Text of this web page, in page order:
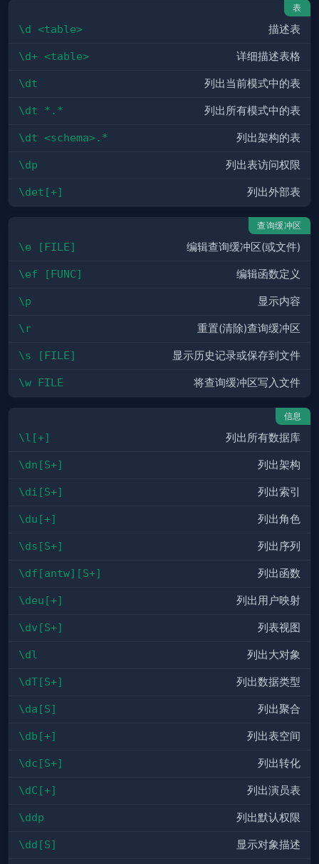
表
\d <table> 描述表
\d+ <table> 详细描述表格
\dt 列出当前模式中的表
\dt *.* 列出所有模式中的表
\dt <schema>.* 列出架构的表
\dp 列出表访问权限
\det[+] 列出外部表
查询缓冲区
\e [FILE] 编辑查询缓冲区(或文件)
\ef [FUNC] 编辑函数定义
\p 显示内容
\r 重置(清除)查询缓冲区
\s [FILE] 显示历史记录或保存到文件
\w FILE 将查询缓冲区写入文件
信息
\l[+] 列出所有数据库
\dn[S+] 列出架构
\di[S+] 列出索引
\du[+] 列出角色
\ds[S+] 列出序列
\df[antw][S+] 列出函数
\deu[+] 列出用户映射
\dv[S+] 列表视图
\dl 列出大对象
\dT[S+] 列出数据类型
\da[S] 列出聚合
\db[+] 列出表空间
\dc[S+] 列出转化
\dC[+] 列出演员表
\ddp 列出默认权限
\dd[S] 显示对象描述